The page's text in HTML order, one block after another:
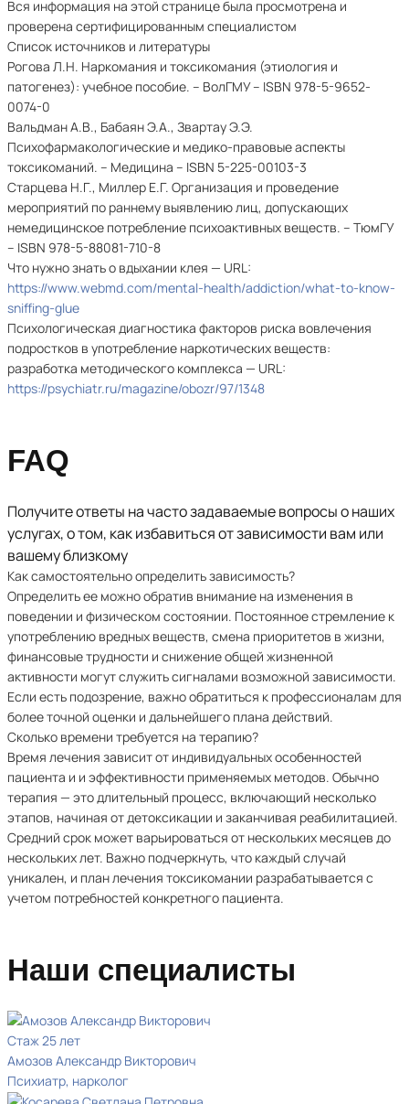
Вся информация на этой странице была просмотрена и
проверена сертифицированным специалистом
Список источников и литературы
Рогова Л.Н. Наркомания и токсикомания (этиология и
патогенез): учебное пособие. – ВолГМУ – ISBN 978-5-9652-
0074-0
Вальдман А.В., Бабаян Э.А., Звартау Э.Э.
Психофармакологические и медико-правовые аспекты
токсикоманий. – Медицина – ISBN 5-225-00103-3
Старцева Н.Г., Миллер Е.Г. Организация и проведение
мероприятий по раннему выявлению лиц, допускающих
немедицинское потребление психоактивных веществ. – ТюмГУ
– ISBN 978-5-88081-710-8
Что нужно знать о вдыхании клея — URL:
https://www.webmd.com/mental-health/addiction/what-to-know-
sniffing-glue
Психологическая диагностика факторов риска вовлечения
подростков в употребление наркотических веществ:
разработка методического комплекса — URL:
https://psychiatr.ru/magazine/obozr/97/1348
FAQ
Получите ответы на часто задаваемые вопросы о наших
услугах, о том, как избавиться от зависимости вам или
вашему близкому
Как самостоятельно определить зависимость?
Определить ее можно обратив внимание на изменения в
поведении и физическом состоянии. Постоянное стремление к
употреблению вредных веществ, смена приоритетов в жизни,
финансовые трудности и снижение общей жизненной
активности могут служить сигналами возможной зависимости.
Если есть подозрение, важно обратиться к профессионалам для
более точной оценки и дальнейшего плана действий.
Сколько времени требуется на терапию?
Время лечения зависит от индивидуальных особенностей
пациента и и эффективности применяемых методов. Обычно
терапия — это длительный процесс, включающий несколько
этапов, начиная от детоксикации и заканчивая реабилитацией.
Средний срок может варьироваться от нескольких месяцев до
нескольких лет. Важно подчеркнуть, что каждый случай
уникален, и план лечения токсикомании разрабатывается с
учетом потребностей конкретного пациента.
Наши специалисты
Стаж 25 лет
Амозов Александр Викторович
Психиатр, нарколог